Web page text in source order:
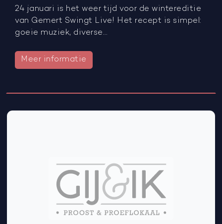
24 januari is het weer tijd voor de wintereditie
van Gemert Swingt Live! Het recept is simpel:
goeie muziek, diverse…
Meer informatie